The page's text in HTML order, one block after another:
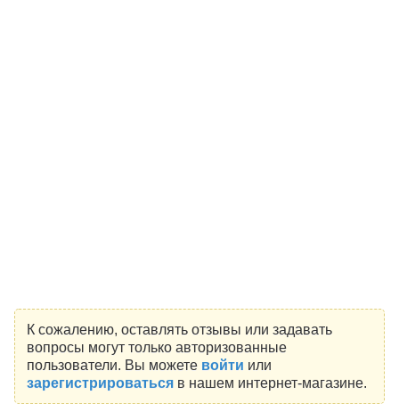
К сожалению, оставлять отзывы или задавать
вопросы могут только авторизованные
пользователи. Вы можете войти или
зарегистрироватьсяв нашем интернет-магазине.